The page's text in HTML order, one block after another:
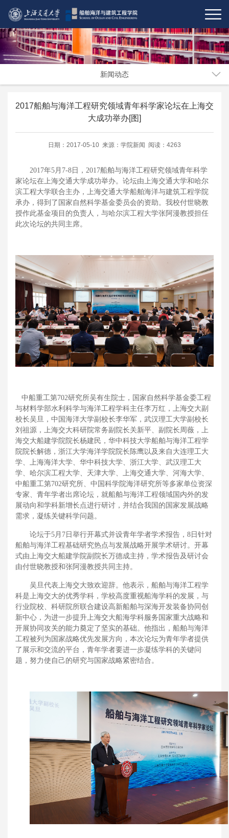
新闻动态
2017船舶与海洋工程研究领域青年科学家论坛在上海交
大成功举办[图]
日期：2017-05-10 来源：学院新闻 阅读：4263
2017年5月7-8日，2017船舶与海洋工程研究领域青年科学
家论坛在上海交通大学成功举办。论坛由上海交通大学和哈尔
滨工程大学联合主办，上海交通大学船舶海洋与建筑工程学院
承办，得到了国家自然科学基金委员会的资助。我校付世晓教
授作此基金项目的负责人，与哈尔滨工程大学张阿漫教授担任
此次论坛的共同主席。
中船重工第702研究所吴有生院士，国家自然科学基金委工程
与材料学部水利科学与海洋工程学科主任李万红，上海交大副
校长吴旦，中国海洋大学副校长李华军，武汉理工大学副校长
刘祖源，上海交大科研院常务副院长关新平、副院长周薇，上
海交大船建学院院长杨建民，华中科技大学船舶与海洋工程学
院院长解德，浙江大学海洋学院院长陈鹰以及来自大连理工大
学、上海海洋大学、华中科技大学、浙江大学、武汉理工大
学、哈尔滨工程大学、天津大学、上海交通大学、河海大学、
中船重工第702研究所、中国科学院海洋研究所等多家单位资深
专家、青年学者出席论坛，就船舶与海洋工程领域国内外的发
展动向和学科新增长点进行研讨，并结合我国的国家发展战略
需求，凝练关键科学问题。
论坛于5月7日举行开幕式并设青年学者学术报告，8日针对
船舶与海洋工程基础研究热点与发展战略开展学术研讨。开幕
式由上海交大船建学院副院长万德成主持，学术报告及研讨会
由付世晓教授和张阿漫教授共同主持。
吴旦代表上海交大致欢迎辞。他表示，船舶与海洋工程学
科是上海交大的优秀学科，学校高度重视船海学科的发展，与
行业院校、科研院所联合建设高新船舶与深海开发装备协同创
新中心，为进一步提升上海交大船海学科服务国家重大战略和
开展协同攻关的能力奠定了坚实的基础。他指出，船舶与海洋
工程被列为国家战略优先发展方向，本次论坛为青年学者提供
了展示和交流的平台，青年学者要进一步凝练学科的关键问
题，努力使自己的研究与国家战略紧密结合。